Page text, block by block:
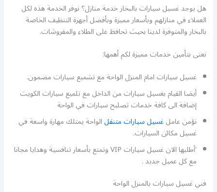
هل يوجد غسيل سيارات بالبخار خدمة منازل؟ نوفر الخدمة هذه لكل
العملاء في منازلهم وبأسعار مميزة وبأفضل أجهزة التنظيف الخاصة
بالبخار والمتوفرة لدينا بحيث تحافظ على الطلاء والمفروشات.
نعنى بتأمين خدمات مميزة لكم أهمها:
غسيل سيارات امام المنزل الواحة مع تشميع سيارات مضمون.
أيضا القيام بغسيل سيارات من الداخل مع تلميع سيارات الكويت
إضافة الى كافة خدمات تصليح سيارات في الواحة
نؤمن عاملغسيل سيارات متنقلالواحة يمتلك مهارة واسعة في
غسيل مكائن السيارات.
‘أطلبها الان غسيل سيارات VIP وتمتع بأسعار تنافسية وهدايا مجانا
مع كل عميل جديد .
فني غسيل سيارات بالمنزل الواحة